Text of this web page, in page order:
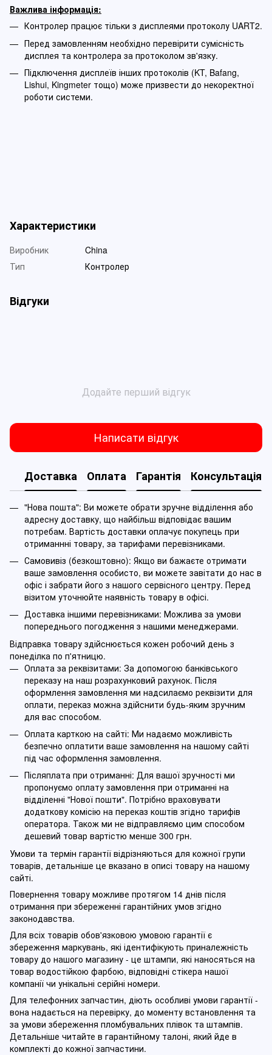
Важлива інформація:
Контролер працює тільки з дисплеями протоколу UART2.
Перед замовленням необхідно перевірити сумісність
дисплея та контролера за протоколом зв'язку.
Підключення дисплеїв інших протоколів (KT, Bafang,
Lishui, Kingmeter тощо) може призвести до некоректної
роботи системи.
Характеристики
Виробник
China
Тип
Контролер
Відгуки
Додайте перший відгук
Написати відгук
Доставка Оплата Гарантія Консультація
"Нова пошта": Ви можете обрати зручне відділення або
адресну доставку, що найбільш відповідає вашим
потребам. Вартість доставки оплачує покупець при
отриманнні товару, за тарифами перевізниками.
Самовивіз (безкоштовно): Якщо ви бажаєте отримати
ваше замовлення особисто, ви можете завітати до нас в
офіс і забрати його з нашого сервісного центру. Перед
візитом уточнюйте наявність товару в офісі.
Доставка іншими перевізниками: Можлива за умови
попереднього погодження з нашими менеджерами.
Відправка товару здійснюється кожен робочий день з
понеділка по п'ятницю.
Оплата за реквізитами: За допомогою банківського
переказу на наш розрахунковий рахунок. Після
оформлення замовлення ми надсилаємо реквізити для
оплати, переказ можна здійснити будь-яким зручним
для вас способом.
Оплата карткою на сайті: Ми надаємо можливість
безпечно оплатити ваше замовлення на нашому сайті
під час оформлення замовлення.
Післяплата при отриманні: Для вашої зручності ми
пропонуємо оплату замовлення при отриманні на
відділенні "Нової пошти". Потрібно враховувати
додаткову комісію на переказ коштів згідно тарифів
оператора. Також ми не відправляємо цим способом
дешевий товар вартістю менше 300 грн.
Умови та термін гарантії відрізняються для кожної групи
товарів, детальніше це вказано в описі товару на нашому
сайті.
Повернення товару можливе протягом 14 днів після
отримання при збереженні гарантійних умов згідно
законодавства.
Для всіх товарів обов'язковою умовою гарантії є
збереження маркувань, які ідентифікують приналежність
товару до нашого магазину - це штампи, які наносяться на
товар водостійкою фарбою, відповідні стікера нашої
компанії чи унікальні серійні номери.
Для телефонних запчастин, діють особливі умови гарантії -
вона надається на перевірку, до моменту встановлення та
за умови збереження пломбувальних плівок та штампів.
Детальніше читайте в гарантійному талоні, який йде в
комплекті до кожної запчастини.